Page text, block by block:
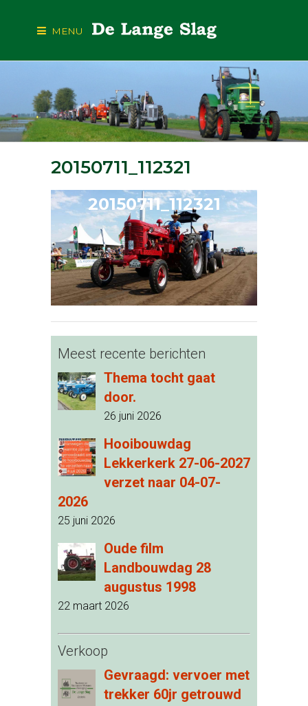
MENU
20150711_112321
20150711_112321
Meest recente berichten
Thema tocht gaat
door.
26 juni 2026
Hooibouwdag
Lekkerkerk 27-06-2027
verzet naar 04-07-
2026
25 juni 2026
Oude film
Landbouwdag 28
augustus 1998
22 maart 2026
Verkoop
Gevraagd: vervoer met
trekker 60jr getrouwd